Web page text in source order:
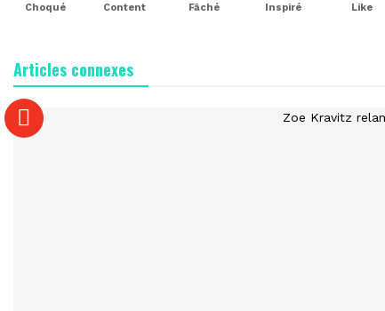
Choqué Content Fâché Inspiré Like
Articles connexes